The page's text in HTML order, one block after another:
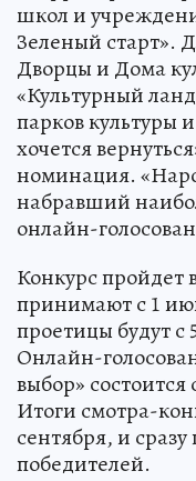
школ и
Зеленый старт».
Дворцы и Дома
«Культурный
парков культуры
хочется
номинация.
набравший
онлайн-
Конкурс пройдет
принимают с 1
проетицы будут с
Онлайн-
выбор» состоится
Итоги смотра-
сентября, и сразу
победителей.